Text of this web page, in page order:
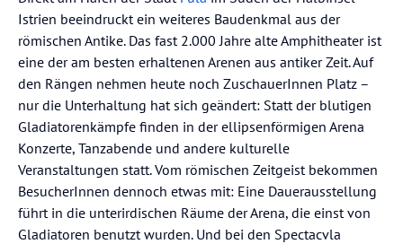
Istrien beeindruckt ein weiteres Baudenkmal aus der
römischen Antike. Das fast 2.000 Jahre alte Amphitheater ist
eine der am besten erhaltenen Arenen aus antiker Zeit. Auf
den Rängen nehmen heute noch ZuschauerInnen Platz –
nur die Unterhaltung hat sich geändert: Statt der blutigen
Gladiatorenkämpfe finden in der ellipsenförmigen Arena
Konzerte, Tanzabende und andere kulturelle
Veranstaltungen statt. Vom römischen Zeitgeist bekommen
BesucherInnen dennoch etwas mit: Eine Dauerausstellung
führt in die unterirdischen Räume der Arena, die einst von
Gladiatoren benutzt wurden. Und bei den Spectacvla